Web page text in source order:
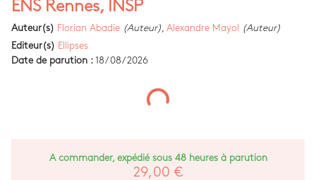
ENS Rennes, INSP
Auteur(s) Florian Abadie (Auteur) Alexandre Mayol
(Auteur)
Editeur(s) Ellipses
Date de parution : 18/08/2026
A commander, expédié sous 48 heures à parution
29,00 €